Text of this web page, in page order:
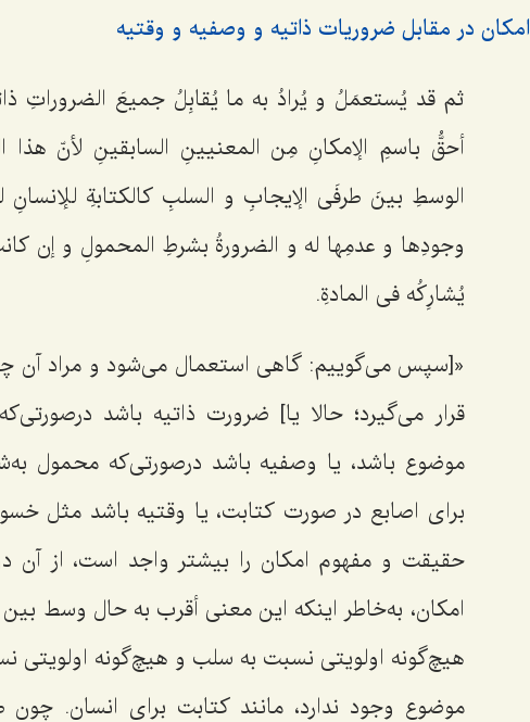
امکان در مقابل ضروریات ذاتیه و وصفیه و وقتیه
ثم قد یُستعمَلُ و یُرادُ به ما یُقابِلُ جمیعَ الضروراتِ
أحقُّ باسمِ الإمكانِ مِن المعنیینِ السابقینِ لأنّ
الوسطِ بینَ طرفَی الإیجابِ و السلبِ كالكتابةِ للإنسانِ
وجودِها و عدمِها له و الضرورةُ بشرطِ المحمولِ و إن كانت
یُشارِكُه فی المادةِ.
«[سپس می‌گوییم: گاهی استعمال می‌شود و مراد آن
قرار می‌گیرد؛ حالا یا] ضرورت ذاتیه باشد
موضوع باشد، یا وصفیه باشد درصورتی‌كه
براى اصابع در صورت كتابت، یا وقتیه باشد مثل
حقیقت و مفهوم امكان را بیشتر واجد است، از آن
امكان، به‌خاطر اینکه این معنی أقرب به حال وسط
هیچ‌گونه اولویتى نسبت به سلب و هیچ‌گونه
موضوع وجود ندارد، مانند كتابت براى انسان.